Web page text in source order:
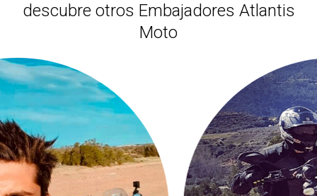
descubre otros Embajadores Atlantis
Moto